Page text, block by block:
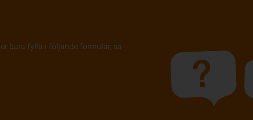
bara fylla i följande formulär, så